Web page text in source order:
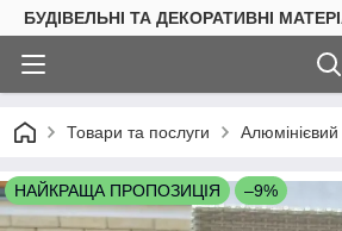
БУДІВЕЛЬНІ ТА ДЕКОРАТИВНІ
Товари та послуги
НАЙКРАЩА ПРОПОЗИЦІЯ –9%